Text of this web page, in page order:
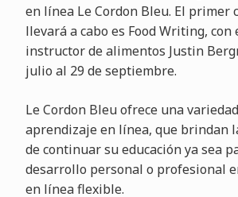
en línea Le Cordon Bleu. El primer
llevará a cabo es Food Writing,
instructor de alimentos Justin
julio al 29 de septiembre.
Le Cordon Bleu ofrece una
aprendizaje en línea, que brindan
de continuar su educación ya sea
desarrollo personal o profesional
en línea flexible.